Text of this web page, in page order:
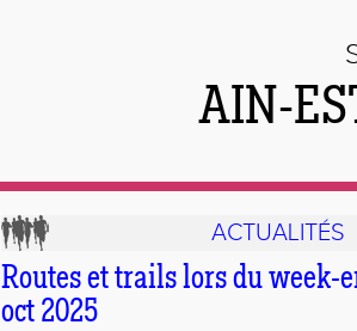
AIN-
ACTUALITÉS
Routes et trails lors du week-
oct 2025